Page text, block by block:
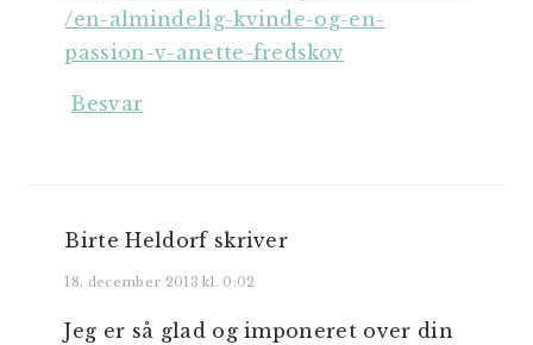
/en-almindelig-kvinde-og-en-
passion-v-anette-fredskov
Besvar
Birte Heldorf skriver
18. december 2013 kl. 0:02
Jeg er så glad og imponeret over din